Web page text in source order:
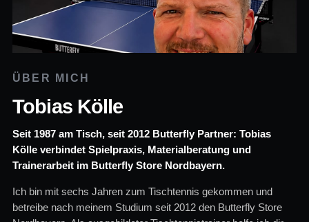
ÜBER MICH
Tobias Kölle
Seit 1987 am Tisch, seit 2012 Butterfly Partner: Tobias
Kölle verbindet Spielpraxis, Materialberatung und
Trainerarbeit im Butterfly Store Nordbayern.
Ich bin mit sechs Jahren zum Tischtennis gekommen und
betreibe nach meinem Studium seit 2012 den Butterfly Store